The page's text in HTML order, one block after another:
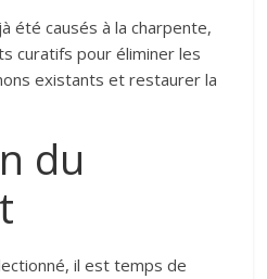
été causés à la charpente,
curatifs pour éliminer les
existants et restaurer la
du
il est temps de